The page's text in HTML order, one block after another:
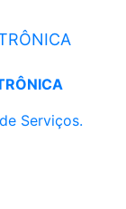
Serviços.